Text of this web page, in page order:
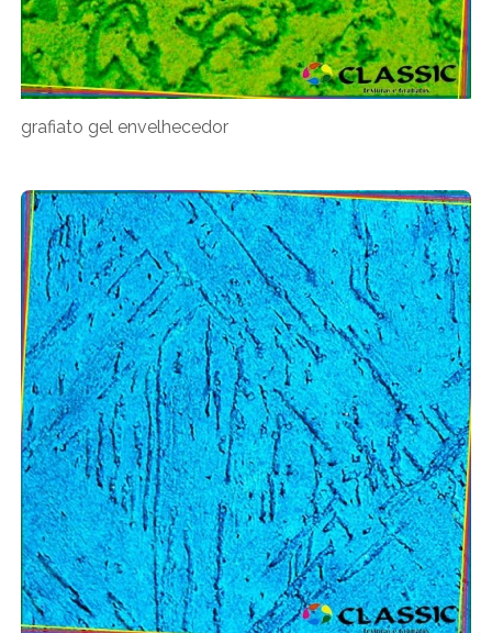
grafiato gel envelhecedor